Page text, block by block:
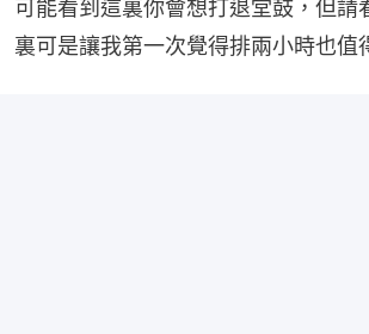
可能看到這裏你會想打退堂鼓，但請
裏可是讓我第一次覺得排兩小時也值